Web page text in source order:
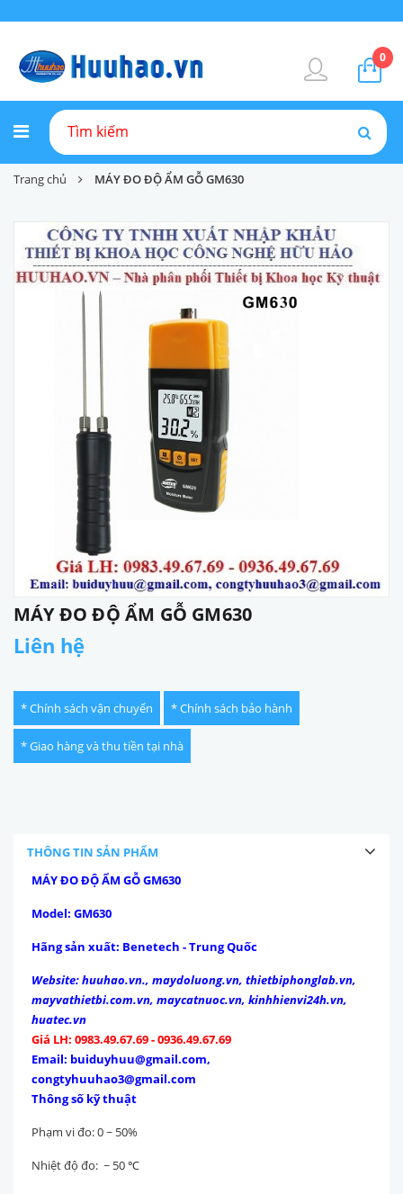
0
Trang chủ MÁY ĐO ĐỘ ẨM GỖ GM630
MÁY ĐO ĐỘ ẨM GỖ GM630
Liên hệ
* Chính sách vận chuyển * Chính sách bảo hành
* Giao hàng và thu tiền tại nhà
THÔNG TIN SẢN PHẨM
MÁY ĐO ĐỘ ẨM GỖ GM630
Model: GM630
Hãng sản xuất: Benetech - Trung Quốc
Website:huuhao.vn., maydoluong.vn, thietbiphonglab.vn,
mayvathietbi.com.vn, maycatnuoc.vn, kinhhienvi24h.vn,
huatec.vn
Giá LH: 0983.49.67.69 - 0936.49.67.69
Email: buiduyhuu@gmail.com,
congtyhuuhao3@gmail.com
Thông số kỹ thuật
Phạm vi đo: 0 ~ 50%
Nhiệt độ đo: ~ 50 ℃